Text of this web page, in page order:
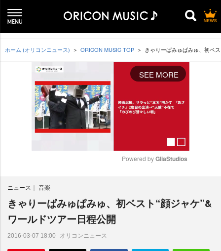
ホーム (オリコンニュース) ORICON MUSIC TOP きゃりーぱみゅぱみゅ、初ベ
SEE MORE
Powered by GliaStudios
ニュース 音楽
きゃりーぱみゅぱみゅ、初ベスト“顔ジャケ”&
ワールドツアー日程公開
2016-03-07 18:00 オリコンニュース